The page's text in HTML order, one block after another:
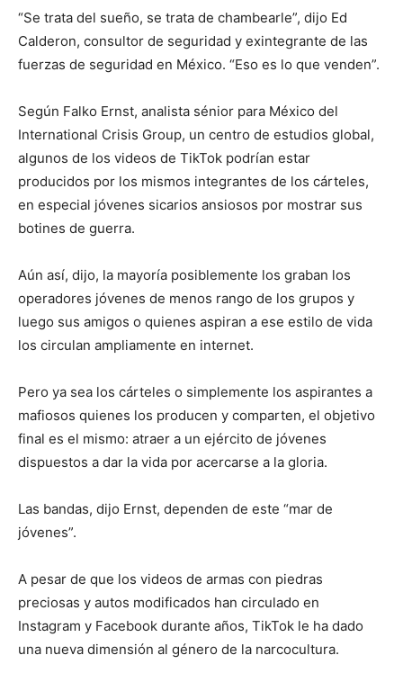
“Se trata del sueño, se trata de chambearle”, dijo Ed
Calderon, consultor de seguridad y exintegrante de las
fuerzas de seguridad en México. “Eso es lo que venden”.
Según Falko Ernst, analista sénior para México del
International Crisis Group, un centro de estudios global,
algunos de los videos de TikTok podrían estar
producidos por los mismos integrantes de los cárteles,
en especial jóvenes sicarios ansiosos por mostrar sus
botines de guerra.
Aún así, dijo, la mayoría posiblemente los graban los
operadores jóvenes de menos rango de los grupos y
luego sus amigos o quienes aspiran a ese estilo de vida
los circulan ampliamente en internet.
Pero ya sea los cárteles o simplemente los aspirantes a
mafiosos quienes los producen y comparten, el objetivo
final es el mismo: atraer a un ejército de jóvenes
dispuestos a dar la vida por acercarse a la gloria.
Las bandas, dijo Ernst, dependen de este “mar de
jóvenes”.
A pesar de que los videos de armas con piedras
preciosas y autos modificados han circulado en
Instagram y Facebook durante años, TikTok le ha dado
una nueva dimensión al género de la narcocultura.